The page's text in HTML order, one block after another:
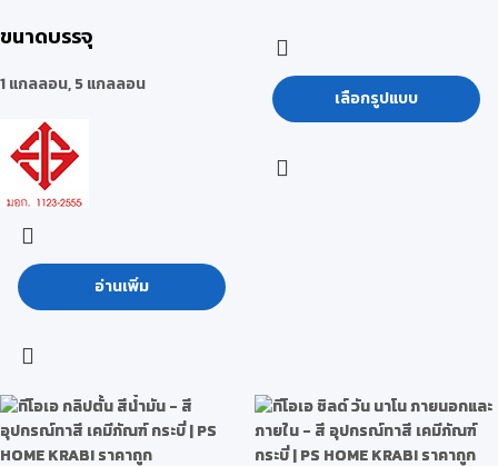
ขนาดบรรจุ
1 แกลลอน, 5 แกลลอน
อ่านเพิ่ม
เลือกรูปแบบ